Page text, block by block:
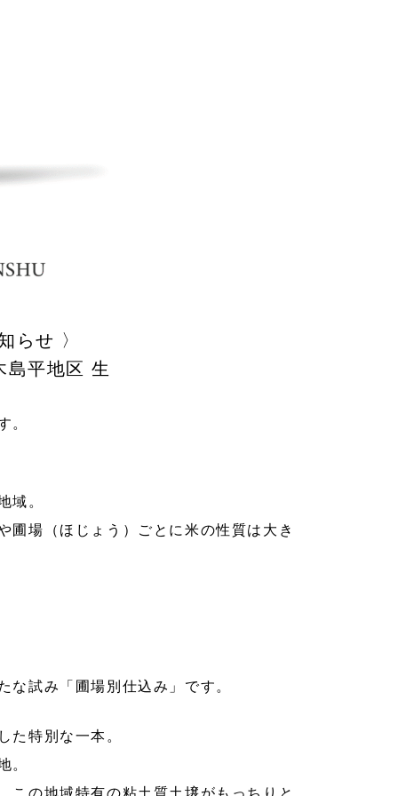
らせ 〉
島平地区 生
。
域。
圃場（ほじょう）ごとに米の性質は大き
試み「圃場別仕込み」です。
た特別な一本。
。